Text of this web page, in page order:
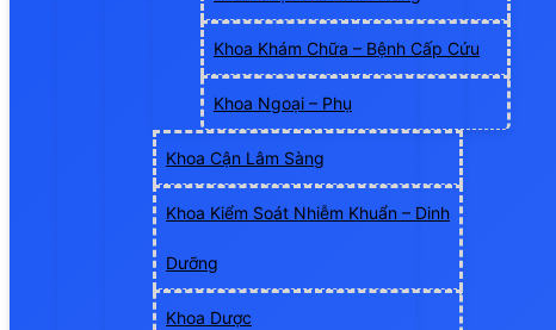
Khoa Khám Chữa – Bệnh Cấp Cứu
Khoa Ngoại – Phụ
Khoa Cận Lâm Sàng
Khoa Kiểm Soát Nhiễm Khuẩn – Dinh
Dưỡng
Khoa Dược